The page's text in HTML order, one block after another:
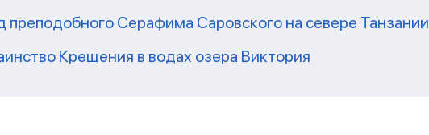
Серафима Саровского на севере Танзании
Крещения в водах озера Виктория